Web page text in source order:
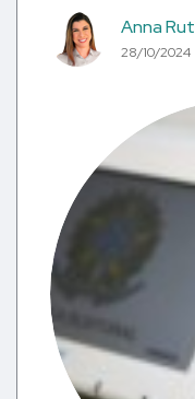
Anna
28/10/2024